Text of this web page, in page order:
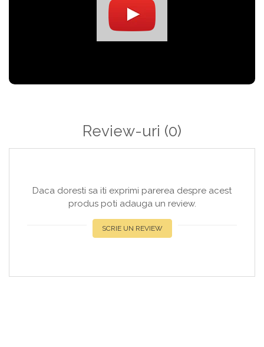
Review-uri (0)
Daca doresti sa iti exprimi parerea despre acest
produs poti adauga un review.
SCRIE UN REVIEW